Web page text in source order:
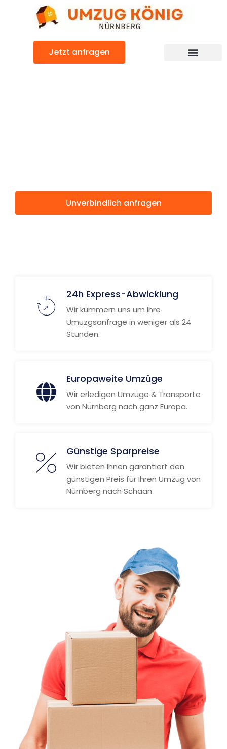
Jetzt anfragen
Unverbindlich anfragen
24h Express-Abwicklung
Wir kümmern uns um Ihre
Umuzgsanfrage in weniger als 24
Stunden.
Europaweite Umzüge
Wir erledigen Umzüge & Transporte
von Nürnberg nach ganz Europa.
Günstige Sparpreise
Wir bieten Ihnen garantiert den
günstigen Preis für Ihren Umzug von
Nürnberg nach Schaan.